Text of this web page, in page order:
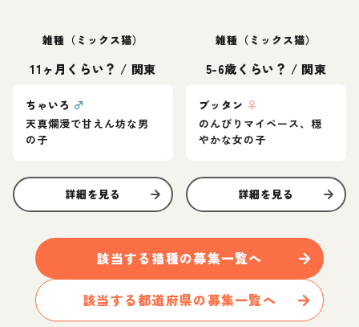
雑種（ミックス猫）
11ヶ月くらい？ / 関東
ちゃいろ ♂
天真爛漫で甘えん坊な男
の子
詳細を見る
雑種（ミックス猫）
5-6歳くらい？ / 関東
ブッタン ♀
のんびりマイペース、穏
やかな女の子
詳細を見る
該当する 猫種の募集一覧へ
該当する都道府県の募集一覧へ